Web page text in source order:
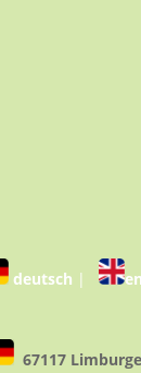
deutsch |
67117